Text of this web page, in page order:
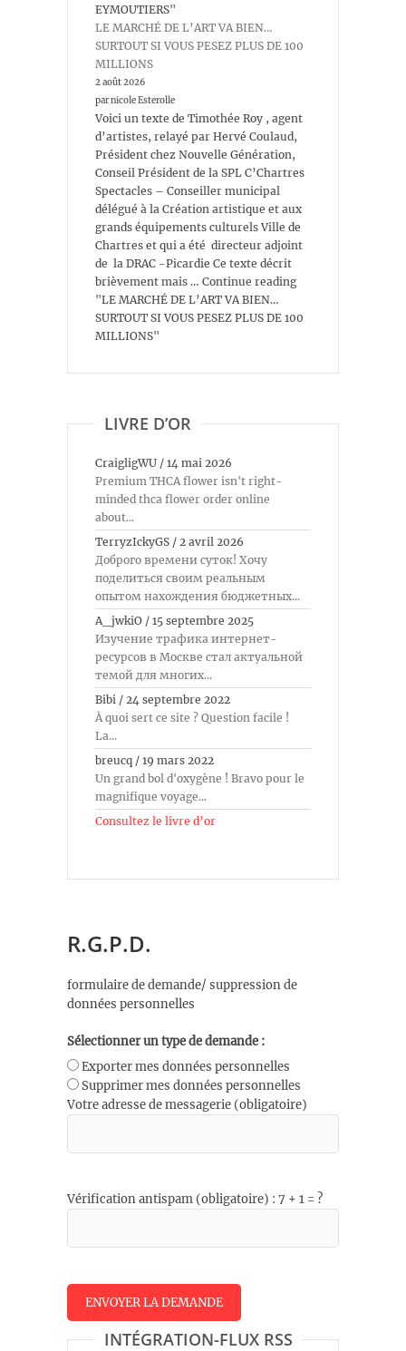
EYMOUTIERS"
LE MARCHÉ DE L’ART VA BIEN…
SURTOUT SI VOUS PESEZ PLUS DE 100
MILLIONS
2 août 2026
par nicole Esterolle
Voici un texte de Timothée Roy , agent
d’artistes, relayé par Hervé Coulaud,
Président chez Nouvelle Génération,
Conseil Président de la SPL C’Chartres
Spectacles – Conseiller municipal
délégué à la Création artistique et aux
grands équipements culturels Ville de
Chartres et qui a été directeur adjoint
de la DRAC -Picardie Ce texte décrit
brièvement mais … Continue reading
"LE MARCHÉ DE L’ART VA BIEN…
SURTOUT SI VOUS PESEZ PLUS DE 100
MILLIONS"
LIVRE D’OR
CraigligWU / 14 mai 2026
Premium THCA flower isn't right-
minded thca flower order online
about...
TerryzIckyGS / 2 avril 2026
Доброго времени суток! Хочу
поделиться своим реальным
опытом нахождения бюджетных...
A_jwkiO / 15 septembre 2025
Изучение трафика интернет-
ресурсов в Москве стал актуальной
темой для многих...
Bibi / 24 septembre 2022
À quoi sert ce site ? Question facile !
La...
breucq / 19 mars 2022
Un grand bol d'oxygène ! Bravo pour le
magnifique voyage...
Consultez le livre d’or
R.G.P.D.
formulaire de demande/ suppression de
données personnelles
Sélectionner un type de demande :
Exporter mes données personnelles
Supprimer mes données personnelles
Votre adresse de messagerie (obligatoire)
Vérification antispam (obligatoire) : 7 + 1 = ?
INTÉGRATION-FLUX RSS